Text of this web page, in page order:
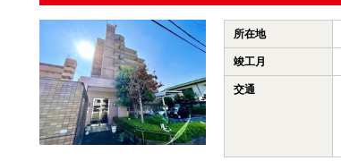
所在地
竣工月
交通